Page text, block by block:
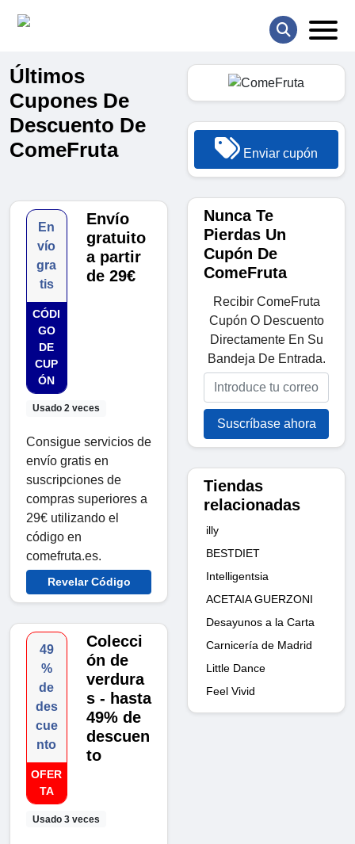
Últimos
Cupones De
Descuento De
ComeFruta
En
vío
gra
tis
CÓDI
GO
DE
CUP
ÓN
Usado 2 veces
Envío
gratuito
a partir
de 29€
Consigue servicios de
envío gratis en
suscripciones de
compras superiores a
29€ utilizando el
código en
comefruta.es.
Revelar Código
49
%
de
des
cue
nto
OFER
TA
Usado 3 veces
Colecci
ón de
verdura
s - hasta
49% de
descuen
to
Enviar cupón
Nunca Te
Pierdas Un
Cupón De
ComeFruta
Recibir ComeFruta
Cupón O Descuento
Directamente En Su
Bandeja De Entrada.
Suscríbase ahora
Tiendas
relacionadas
illy
BESTDIET
Intelligentsia
ACETAIA GUERZONI
Desayunos a la Carta
Carnicería de Madrid
Little Dance
Feel Vivid